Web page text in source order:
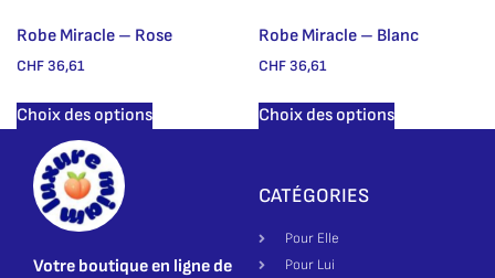
Robe Miracle – Rose
CHF 36,61
Choix des options
Robe Miracle – Blanc
CHF 36,61
Choix des options
Votre boutique en ligne de
CATÉGORIES
Pour Elle
Pour Lui